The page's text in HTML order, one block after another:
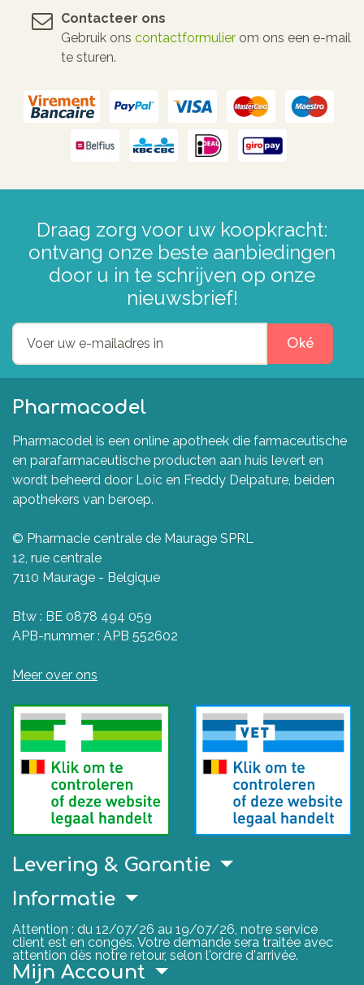
Contacteer ons
Gebruik ons contactformulier om ons een e-mail
te sturen.
Draag zorg voor uw koopkracht:
ontvang onze beste aanbiedingen
door u in te schrijven op onze
nieuwsbrief!
Oké
Pharmacodel
Pharmacodel is een online apotheek die farmaceutische
en parafarmaceutische producten aan huis levert en
wordt beheerd door Loïc en Freddy Delpature, beiden
apothekers van beroep.
© Pharmacie centrale de Maurage SPRL
12, rue centrale
7110 Maurage - Belgique
Btw : BE 0878 494 059
APB-nummer : APB 552602
Meer over ons
Levering & Garantie
Informatie
Attention : du 12/07/26 au 19/07/26, notre service
client est en congés. Votre demande sera traitée avec
attention dès notre retour, selon l'ordre d'arrivée.
Mijn Account